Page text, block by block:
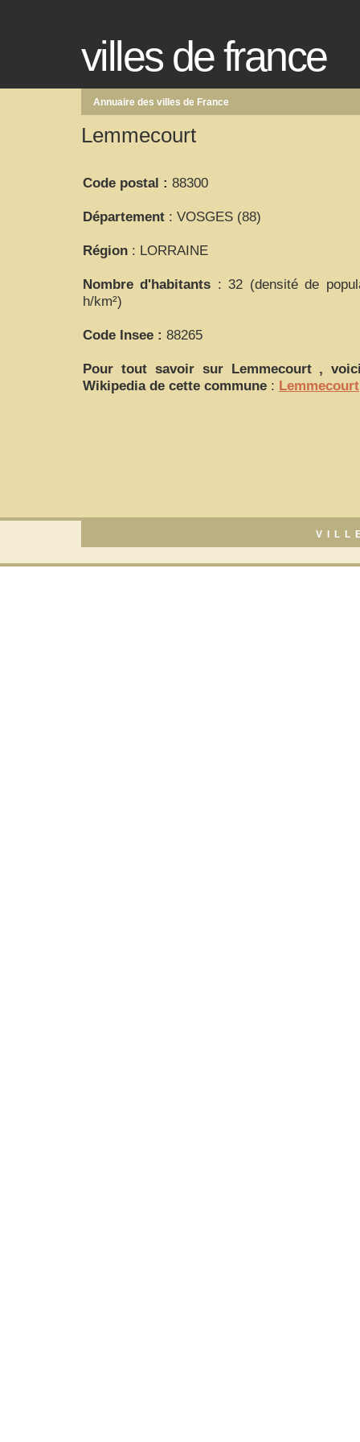
villes de france
Annuaire des villes de France
Lemmecourt
Code postal : 88300
Département : VOSGES (88)
Région : LORRAINE
Nombre d'habitants : 32 (densité de
h/km²)
Code Insee : 88265
Pour tout savoir sur Lemmecourt,
Wikipedia de cette commune : Lemmecourt